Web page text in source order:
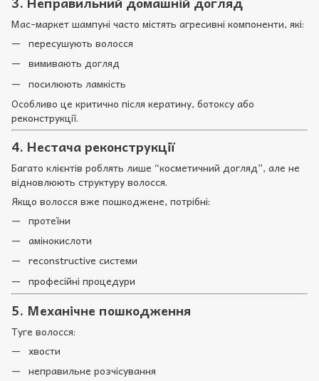
Мас-маркет шампуні часто містять агресивні компоненти, які:
пересушують волосся
вимивають догляд
посилюють ламкість
Особливо це критично після кератину, ботоксу або
реконструкції.
4. Нестача реконструкції
Багато клієнтів роблять лише “косметичний догляд”, але не
відновлюють структуру волосся.
Якщо волосся вже пошкоджене, потрібні:
протеїни
амінокислоти
reconstructive системи
професійні процедури
5. Механічне пошкодження
Туге волосся:
хвости
неправильне розчісування